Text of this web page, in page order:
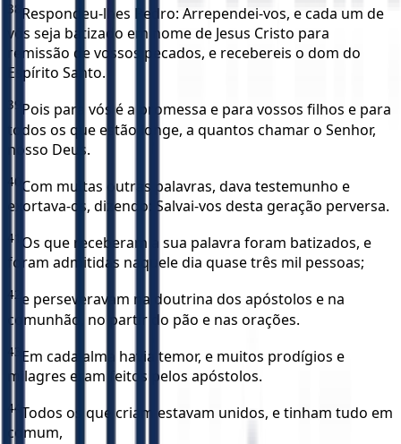
38 Respondeu-lhes Pedro: Arrependei-vos, e cada um de
vós seja batizado em nome de Jesus Cristo para
remissão de vossos pecados, e recebereis o dom do
Espírito Santo.
39 Pois para vós é a promessa e para vossos filhos e para
todos os que estão longe, a quantos chamar o Senhor,
nosso Deus.
40 Com muitas outras palavras, dava testemunho e
exortava-os, dizendo: Salvai-vos desta geração perversa.
41 Os que receberam a sua palavra foram batizados, e
foram admitidas naquele dia quase três mil pessoas;
42 e perseveravam na doutrina dos apóstolos e na
comunhão, no partir do pão e nas orações.
43 Em cada alma havia temor, e muitos prodígios e
milagres eram feitos pelos apóstolos.
44 Todos os que criam estavam unidos, e tinham tudo em
comum,